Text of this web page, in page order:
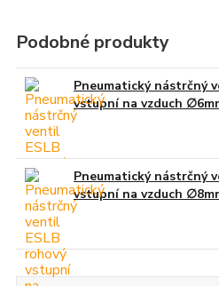
Podobné produkty
Pneumatický nástrčný
vstupní na vzduch
Pneumatický nástrčný
vstupní na vzduch